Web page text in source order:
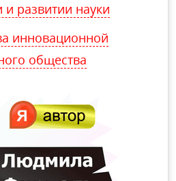
развитии науки
инновационной
общества